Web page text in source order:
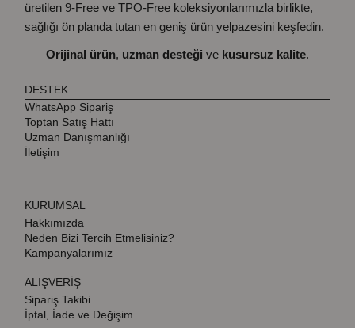
üretilen 9-Free ve TPO-Free koleksiyonlarımızla birlikte,
sağlığı ön planda tutan en geniş ürün yelpazesini keşfedin.
Orijinal ürün, uzman desteği ve kusursuz kalite.
DESTEK
WhatsApp Sipariş
Toptan Satış Hattı
Uzman Danışmanlığı
İletişim
KURUMSAL
Hakkımızda
Neden Bizi Tercih Etmelisiniz?
Kampanyalarımız
ALIŞVERİŞ
Sipariş Takibi
İptal, İade ve Değişim